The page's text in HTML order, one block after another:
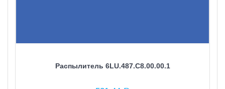
Распылитель 6LU.487.C8.00.00.1